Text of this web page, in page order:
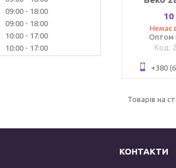
Немає
Оптом
+380
09:00
18:00
09:00
18:00
10:00
17:00
10:00 17:00